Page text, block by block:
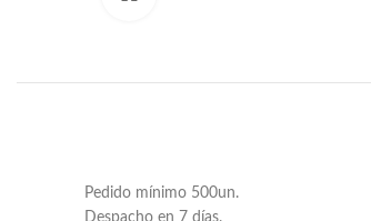
Pedido mínimo 500un.
Despacho en 7 días.